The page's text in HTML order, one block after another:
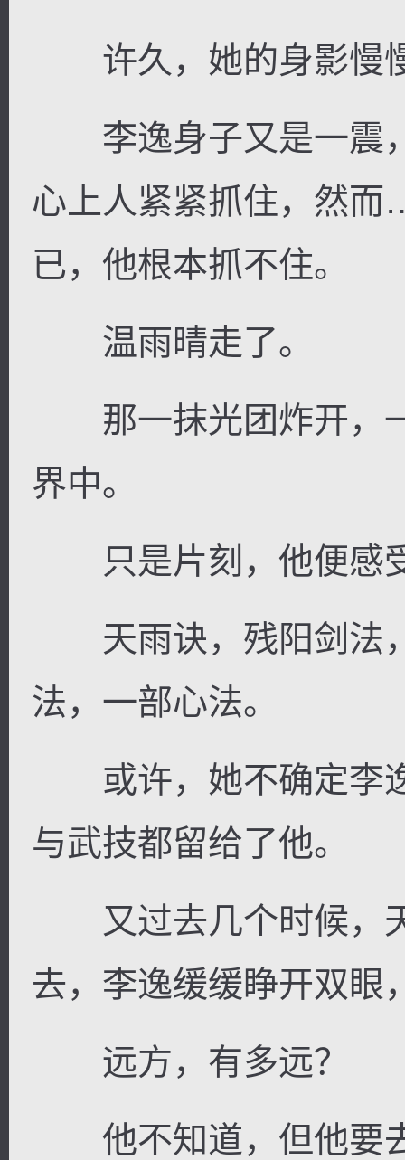
许久，她的身影慢
李逸身子又是一震
心上人紧紧抓住，然
已，他根本抓不住。
温雨晴走了。
那一抹光团炸开，
界中。
只是片刻，他便感
天雨诀，残阳剑法
法，一部心法。
或许，她不确定李
与武技都留给了他。
又过去几个时候，
去，李逸缓缓睁开双眼
远方，有多远？
他不知道，但他要